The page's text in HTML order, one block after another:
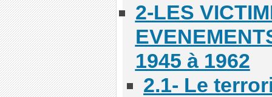
2-LES
1945 à 1962
2.1- Le